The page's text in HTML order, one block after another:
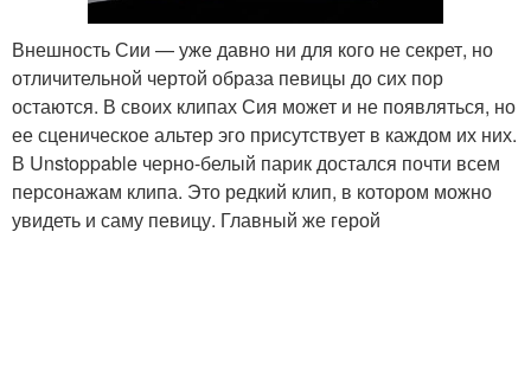
Внешность Сии — уже давно ни для кого не секрет, но
отличительной чертой образа певицы до сих пор
остаются. В своих клипах Сия может и не появляться, но
ее сценическое альтер эго присутствует в каждом их них.
В Unstoppable черно-белый парик достался почти всем
персонажам клипа. Это редкий клип, в котором можно
увидеть и саму певицу. Главный же герой